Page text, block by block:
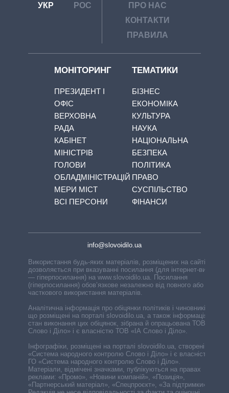
УКР РОС
ПРО НАС
КОНТАКТИ
ПРАВИЛА
МОНІТОРИНГ
ПРЕЗИДЕНТ І
ОФІС
ВЕРХОВНА
РАДА
КАБІНЕТ
МІНІСТРІВ
ГОЛОВИ
ОБЛАДМІНІСТРАЦІЙ
МЕРИ МІСТ
ВСІ ПЕРСОНИ
ТЕМАТИКИ
БІЗНЕС
ЕКОНОМІКА
КУЛЬТУРА
НАУКА
НАЦІОНАЛЬНА
БЕЗПЕКА
ПОЛІТИКА
ПРАВО
СУСПІЛЬСТВО
ФІНАНСИ
info@slovoidilo.ua
Використання будь-яких матеріалів, розміщених на сайті,
дозволяється при вказуванні посилання (для інтернет-видань
— гіперпосилання) на www.slovoidilo.ua. Посилання
(гіперпосилання) обов’язкове незалежно від повного або
часткового використання матеріалів.
Аналітична інформація про обіцянки політиків і чиновників,
що розміщені на порталі slovoidilo.ua, а також інформація про
стан виконання цих обіцянок, зібрана й опрацьована ТОВ «ІА
Слово і Діло» і є власністю ТОВ «ІА Слово і Діло».
Інфографіки, розміщені на порталі slovoidilo.ua, створені ГО
«Система народного контролю Слово і Діло» і є власністю
ГО «Система народного контролю Слово і Діло».
Матеріали, відмічені значками, публікуються на правах
реклами: «Промо», «Новини компаній», «Позиція»,
«Партнерський матеріал», «Спецпроєкт», «За підтримки».